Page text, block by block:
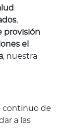
,
provisión
el
, nuestra
continuo de
a las